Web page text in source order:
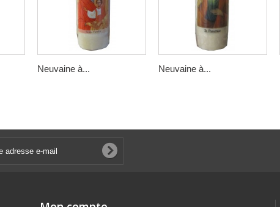
Neuvaine à... Neuvaine à...